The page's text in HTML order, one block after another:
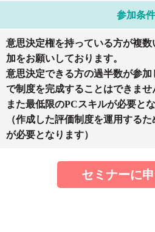
参加条件
意思決定権を持っている方が複
加をお願いしております。
意思決定できる方の過半数が参
で制度を完成することはできませ
また最低限のPCスキルが必要とな
（作成した評価制度を運用する
が必要となります）
セミナーに